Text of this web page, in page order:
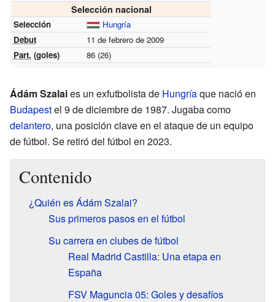
Selección nacional
Selección
Hungría
Debut
11 de febrero de 2009
Part. (goles) 86 (26)
Ádám Szalaies un exfutbolista de Hungríaque nació en
Budapestel 9 de diciembre de 1987. Jugaba como
delantero, una posición clave en el ataque de un equipo
de fútbol. Se retiró del fútbol en 2023.
Contenido
¿Quién es Ádám Szalai?
Sus primeros pasos en el fútbol
Su carrera en clubes de fútbol
Real Madrid Castilla: Una etapa en
España
FSV Maguncia 05: Goles y desafíos